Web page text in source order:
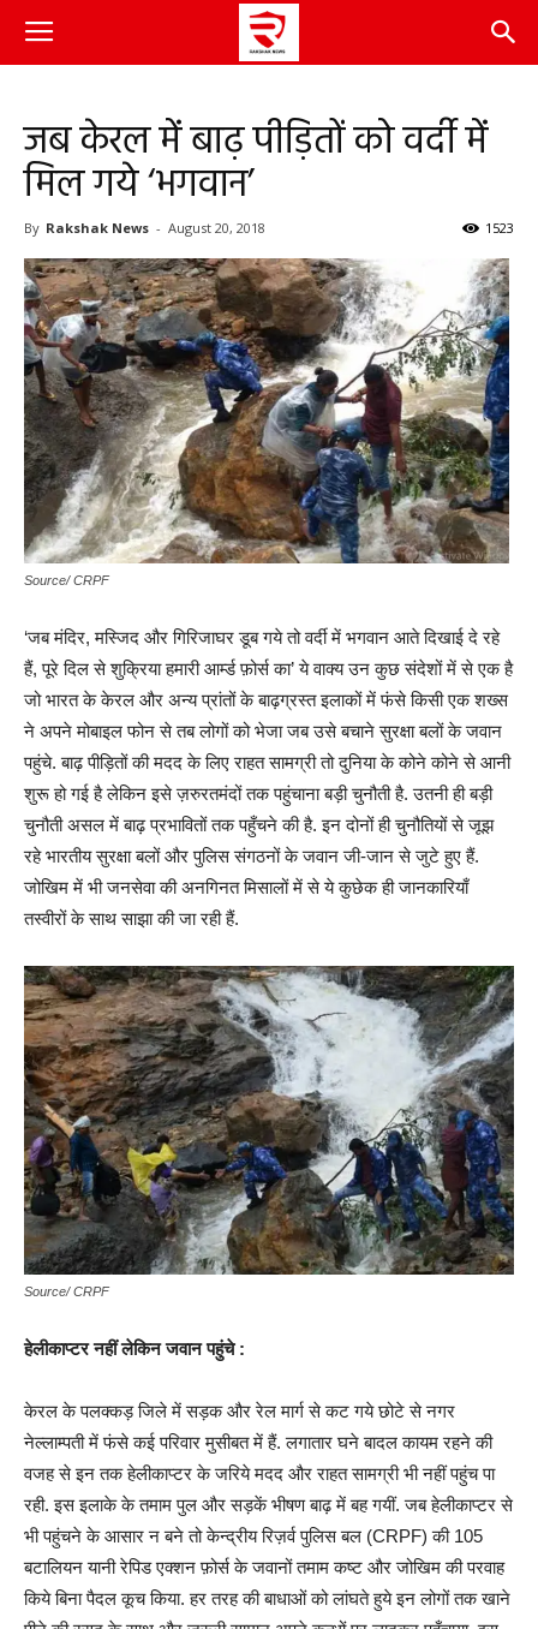
जब केरल में बाढ़ पीड़ितों को वर्दी में
मिल गये ‘भगवान’
By Rakshak News - August 20, 2018 1523
Source/ CRPF
‘जब मंदिर, मस्जिद और गिरिजाघर डूब गये तो वर्दी में भगवान आते दिखाई दे रहे
हैं, पूरे दिल से शुक्रिया हमारी आर्म्ड फ़ोर्स का’ ये वाक्य उन कुछ संदेशों में से एक है
जो भारत के केरल और अन्य प्रांतों के बाढ़ग्रस्त इलाकों में फंसे किसी एक शख्स
ने अपने मोबाइल फोन से तब लोगों को भेजा जब उसे बचाने सुरक्षा बलों के जवान
पहुंचे. बाढ़ पीड़ितों की मदद के लिए राहत सामग्री तो दुनिया के कोने कोने से आनी
शुरू हो गई है लेकिन इसे ज़रुरतमंदों तक पहुंचाना बड़ी चुनौती है. उतनी ही बड़ी
चुनौती असल में बाढ़ प्रभावितों तक पहुँचने की है. इन दोनों ही चुनौतियों से जूझ
रहे भारतीय सुरक्षा बलों और पुलिस संगठनों के जवान जी-जान से जुटे हुए हैं.
जोखिम में भी जनसेवा की अनगिनत मिसालों में से ये कुछेक ही जानकारियाँ
तस्वीरों के साथ साझा की जा रही हैं.
Source/ CRPF
हेलीकाप्टर नहीं लेकिन जवान पहुंचे :
केरल के पलक्कड़ जिले में सड़क और रेल मार्ग से कट गये छोटे से नगर
नेल्लाम्पती में फंसे कई परिवार मुसीबत में हैं. लगातार घने बादल कायम रहने की
वजह से इन तक हेलीकाप्टर के जरिये मदद और राहत सामग्री भी नहीं पहुंच पा
रही. इस इलाके के तमाम पुल और सड़कें भीषण बाढ़ में बह गयीं. जब हेलीकाप्टर से
भी पहुंचने के आसार न बने तो केन्द्रीय रिज़र्व पुलिस बल (CRPF) की 105
बटालियन यानी रेपिड एक्शन फ़ोर्स के जवानों तमाम कष्ट और जोखिम की परवाह
किये बिना पैदल कूच किया. हर तरह की बाधाओं को लांघते हुये इन लोगों तक खाने